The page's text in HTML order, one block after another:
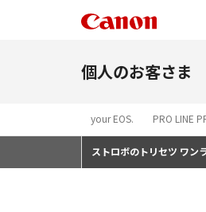
個人のお客さま
your EOS. PRO LINE
ストロボのトリセツ ワン